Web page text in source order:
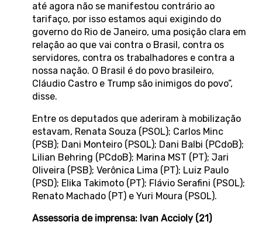
até agora não se manifestou contrário ao
tarifaço, por isso estamos aqui exigindo do
governo do Rio de Janeiro, uma posição clara em
relação ao que vai contra o Brasil, contra os
servidores, contra os trabalhadores e contra a
nossa nação. O Brasil é do povo brasileiro,
Cláudio Castro e Trump são inimigos do povo”,
disse.
Entre os deputados que aderiram à mobilização
estavam, Renata Souza (PSOL); Carlos Minc
(PSB); Dani Monteiro (PSOL); Dani Balbi (PCdoB);
Lilian Behring (PCdoB); Marina MST (PT); Jari
Oliveira (PSB); Verônica Lima (PT); Luiz Paulo
(PSD); Elika Takimoto (PT); Flávio Serafini (PSOL);
Renato Machado (PT) e Yuri Moura (PSOL).
Assessoria de imprensa: Ivan Accioly (21)